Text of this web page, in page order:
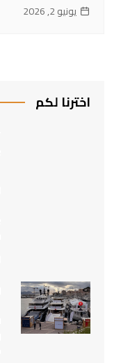
يونيو 2, 2026
اخترنا لكم